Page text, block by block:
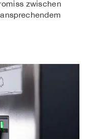
zwischen